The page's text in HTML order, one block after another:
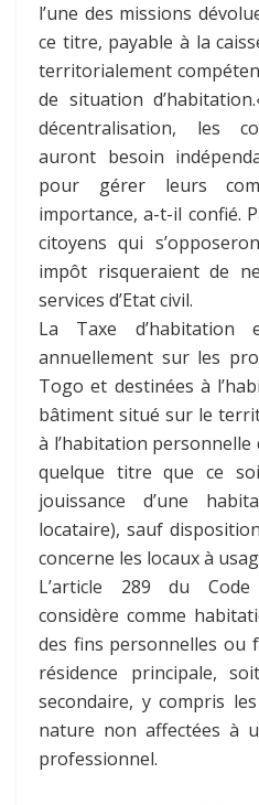
l’une des missions
ce titre, payable à la
territorialement
de situation
décentralisation, les
auront besoin
pour gérer leurs
importance, a-t-il confié.
citoyens qui
impôt risqueraient de
services d’Etat civil.
La Taxe
annuellement sur les
Togo et destinées à
bâtiment situé sur le
à l’habitation
quelque titre que ce
jouissance d’une
locataire), sauf
concerne les locaux à
L’article 289 du
considère comme
des fins personnelles ou
résidence principale,
secondaire, y compris
nature non affectées à
professionnel.